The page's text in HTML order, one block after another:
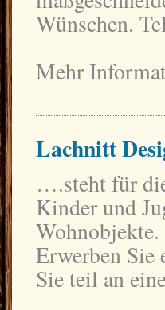
Wünschen.
Mehr
Lachnitt
….steht für
Kinder und
Wohnobjekte.
Erwerben Sie
Sie teil an